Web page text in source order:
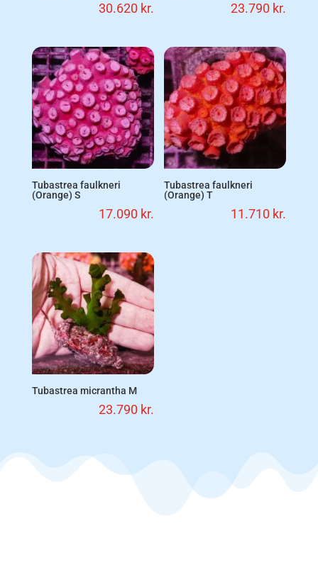
30.620 kr. 23.790 kr.
Tubastrea faulkneri
(Orange) S
17.090 kr.
Tubastrea faulkneri
(Orange) T
11.710 kr.
Tubastrea micrantha M
23.790 kr.